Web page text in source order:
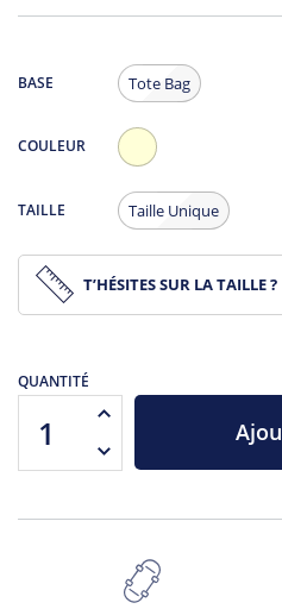
BASE Tote Bag
COULEUR
TAILLE Taille Unique
T’HÉSITES SUR LA TAILLE ?
QUANTITÉ